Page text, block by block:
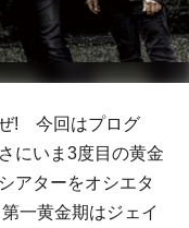
! 今回はプログ
にいま3度目の黄金
アターをオシエタ
一黄金期はジェイ